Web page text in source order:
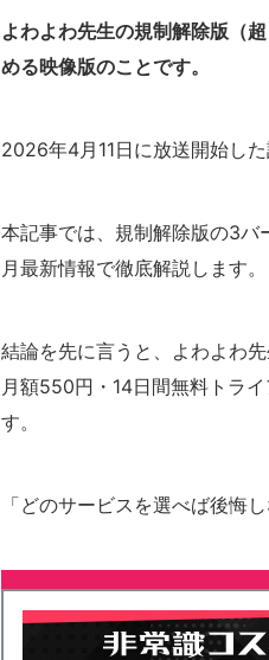
よわよわ先生の規制解除版（
める映像版のことです。
2026年4月11日に放送開始し
本記事では、規制解除版の3
月最新情報で徹底解説します。
結論を先に言うと、よわよわ
月額550円・14日間無料トラ
す。
「どのサービスを選べば後悔